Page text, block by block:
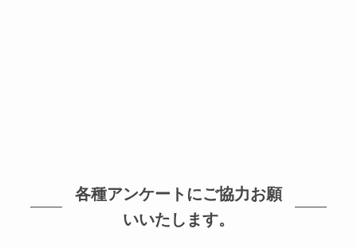
各種アンケートにご協力お願
いいたします。